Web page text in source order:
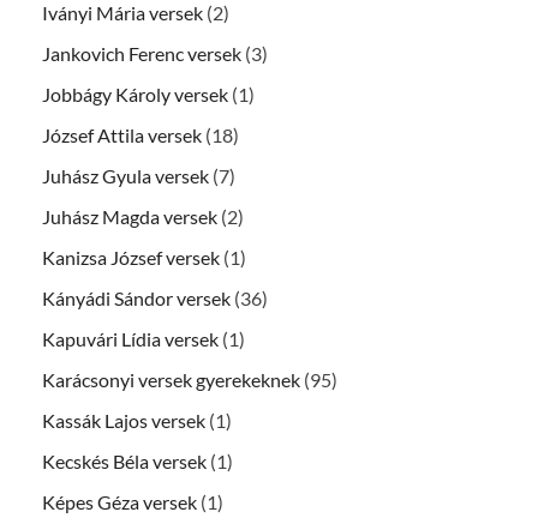
Iványi Mária versek (2)
Jankovich Ferenc versek (3)
Jobbágy Károly versek (1)
József Attila versek (18)
Juhász Gyula versek (7)
Juhász Magda versek (2)
Kanizsa József versek (1)
Kányádi Sándor versek (36)
Kapuvári Lídia versek (1)
Karácsonyi versek gyerekeknek (95)
Kassák Lajos versek (1)
Kecskés Béla versek (1)
Képes Géza versek (1)